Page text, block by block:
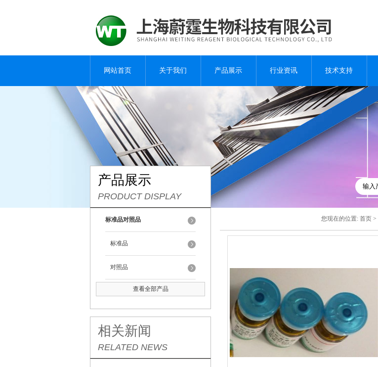
网站首页 关于我们 产品展示 行业资讯 技术支持
产品展示
PRODUCT DISPLAY
标准品对照品
标准品
对照品
查看全部产品
相关新闻
RELATED NEWS
您现在的位置: 首页 >